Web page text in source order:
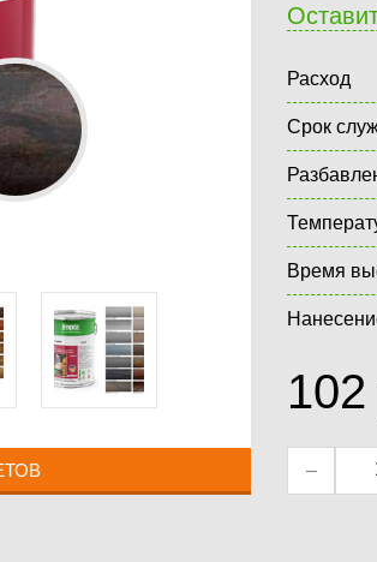
Расход
Срок
Время
102
–